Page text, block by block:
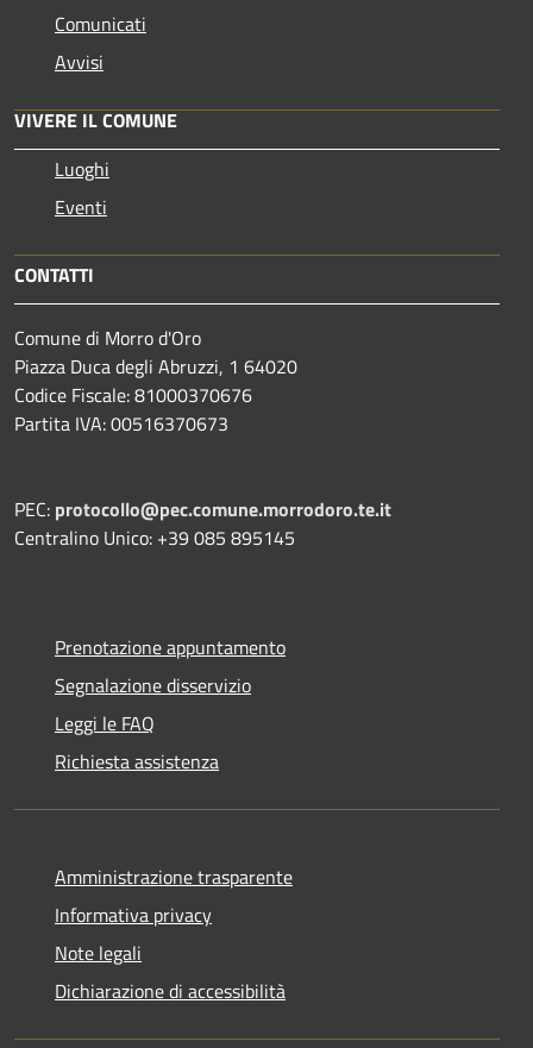
Comunicati
Avvisi
VIVERE IL COMUNE
Luoghi
Eventi
CONTATTI
Comune di Morro d'Oro
Piazza Duca degli Abruzzi, 1 64020
Codice Fiscale: 81000370676
Partita IVA: 00516370673
PEC: protocollo@pec.comune.morrodoro.te.it
Centralino Unico: +39 085 895145
Prenotazione appuntamento
Segnalazione disservizio
Leggi le FAQ
Richiesta assistenza
Amministrazione trasparente
Informativa privacy
Note legali
Dichiarazione di accessibilità